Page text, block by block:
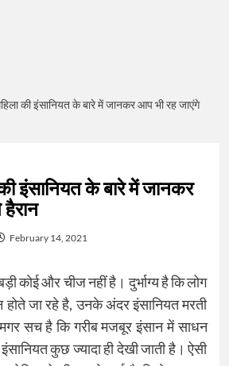
की इंसानियत के बारे में जानकर आप भी रह जाएंगे
इंसानियत के बारे में जानकर
February 14, 2021
कोई और चीज नहीं है। दुर्भाग्य है कि लोग
जा रहे है, उनके अंदर इंसानियत मरती
सच है कि गरीब मजबूर इंसान में साधन
कुछ ज्यादा ही देखी जाती है। ऐसी